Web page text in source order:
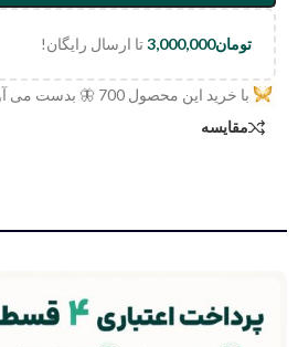
تومان3,000,000تا ارسال رایگان!
با خرید این محصول 700 🦋 بدست می
مقایسه